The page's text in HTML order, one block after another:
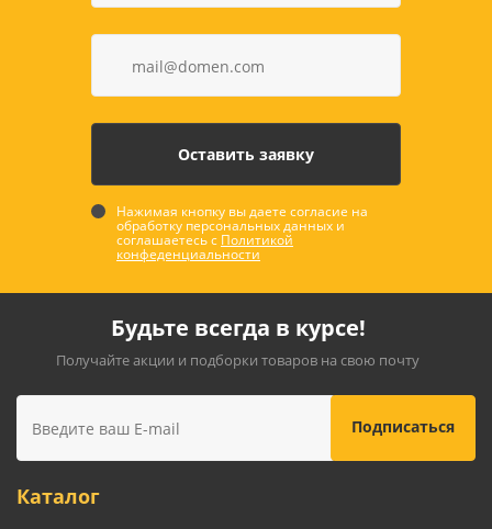
Нажимая кнопку вы даете согласие на
обработку персональных данных и
соглашаетесь с Политикой
конфеденциальности
Будьте всегда в курсе!
Получайте акции и подборки товаров на свою почту
Каталог